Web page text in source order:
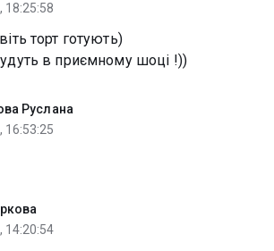
18:25:58
торт готують)
в приємному шоці !))
Руслана
16:53:25
14:20:54